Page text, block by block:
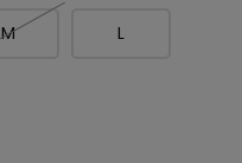
M L